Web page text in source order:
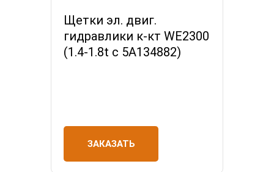
Щетки эл. двиг.
гидравлики к-кт WE2300
(1.4-1.8t c 5A134882)
ЗАКАЗАТЬ